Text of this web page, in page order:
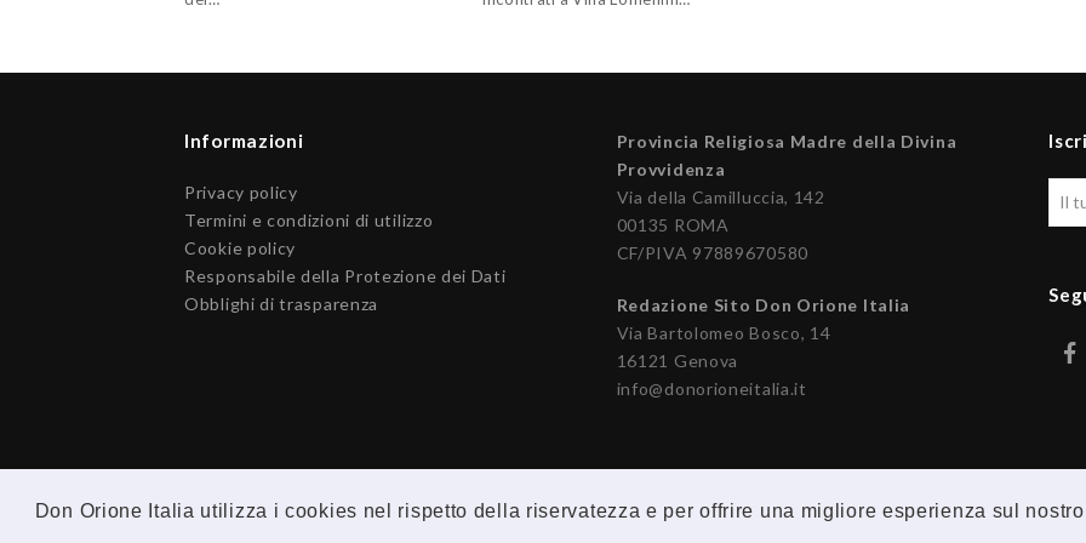
Don Orione Italia utilizza i cookies nel rispetto della riservatezza e per offrire una migliore esperienza sul
Informazioni
Privacy policy
Termini e condizioni di utilizzo
Cookie policy
Responsabile della Protezione dei Dati
Obblighi di trasparenza
Provincia Religiosa Madre della Divina
Provvidenza
Via della Camilluccia, 142
00135 ROMA
CF/PIVA 97889670580
Redazione Sito Don Orione Italia
Via Bartolomeo Bosco, 14
16121 Genova
info@donorioneitalia.it
© 2026 Provincia Religiosa Madre della Divina Provvidenza